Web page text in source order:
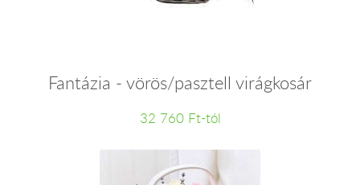
Fantázia - vörös/pasztell virágkosár
32 760 Ft-tól